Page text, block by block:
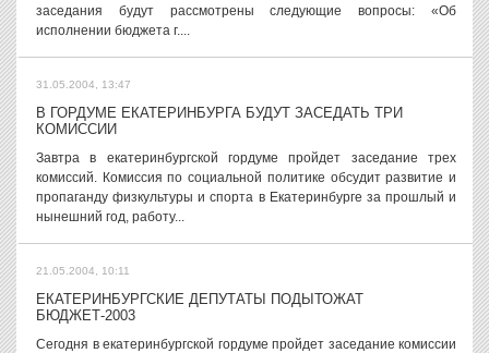
заседания будут рассмотрены следующие вопросы: «Об
исполнении бюджета г....
31.05.2004, 13:47
В ГОРДУМЕ ЕКАТЕРИНБУРГА БУДУТ ЗАСЕДАТЬ ТРИ
КОМИССИИ
Завтра в екатеринбургской гордуме пройдет заседание трех
комиссий. Комиссия по социальной политике обсудит развитие и
пропаганду физкультуры и спорта в Екатеринбурге за прошлый и
нынешний год, работу...
21.05.2004, 10:11
ЕКАТЕРИНБУРГСКИЕ ДЕПУТАТЫ ПОДЫТОЖАТ
БЮДЖЕТ-2003
Сегодня в екатеринбургской гордуме пройдет заседание комиссии